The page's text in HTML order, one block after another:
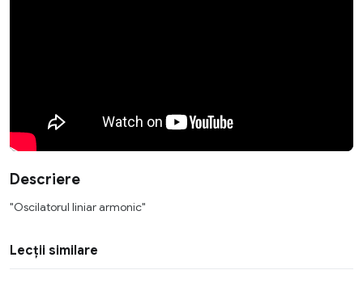
Descriere
"Oscilatorul liniar armonic"
Lecții similare